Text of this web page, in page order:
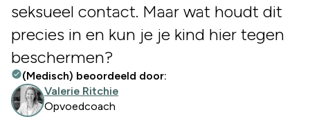
seksueel contact. Maar wat houdt dit
precies in en kun je je kind hier tegen
beschermen?
(Medisch) beoordeeld door:
Valerie Ritchie
Opvoedcoach